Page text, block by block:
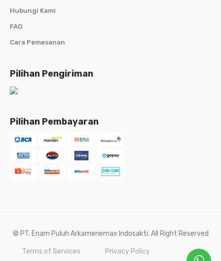
Hubungi Kami
FAQ
Cara Pemesanan
Pilihan Pengiriman
Pilihan Pembayaran
© PT. Enam Puluh Arkamenemax Indosakti. All Right Reserved
Terms of Services Privacy Policy